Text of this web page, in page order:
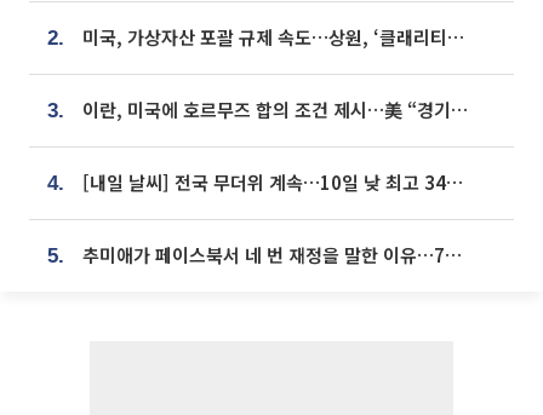
2. 미국, 가상자산 포괄 규제 속도…상원, ‘클래리티법’ 9월 절차투표 추진
3. 이란, 미국에 호르무즈 합의 조건 제시…美 “경기 아직 안 끝나” [종합]
4. [내일 날씨] 전국 무더위 계속…10일 낮 최고 34도 육박
5. 추미애가 페이스북서 네 번 재정을 말한 이유…7700억 추경 열쇠는 도의회에